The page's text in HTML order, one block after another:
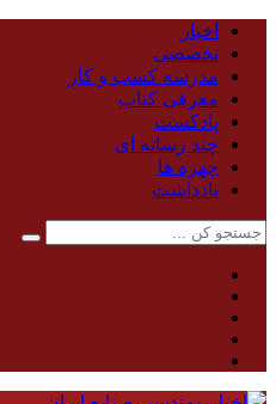
اخبار
تخصصی
مدرسه کسب و کار
معرفی کتاب
پادکست
چند رسانه ای
چهره ها
یادداشت